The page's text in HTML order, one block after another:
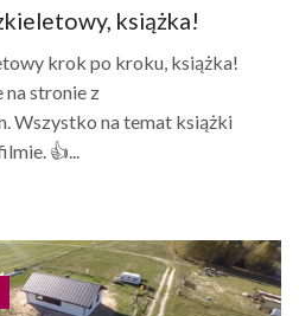
książka!
krok po kroku, książka!
stronie z
Wszystko na temat książki
👍...